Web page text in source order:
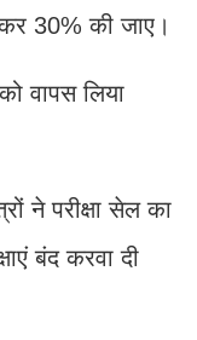
30% की जाए।
वापस लिया
ने परीक्षा सेल का
बंद करवा दी